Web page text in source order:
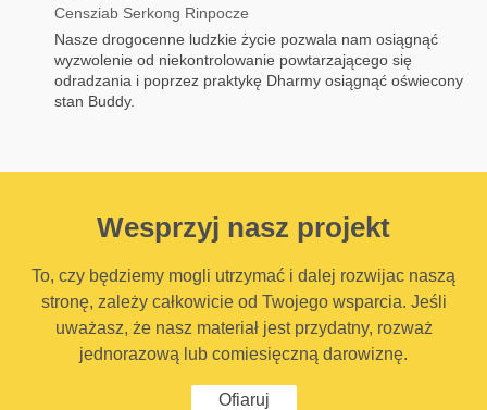
Censziab Serkong Rinpocze
Nasze drogocenne ludzkie życie pozwala nam osiągnąć
wyzwolenie od niekontrolowanie powtarzającego się
odradzania i poprzez praktykę Dharmy osiągnąć oświecony
stan Buddy.
Wesprzyj nasz projekt
To, czy będziemy mogli utrzymać i dalej rozwijac naszą
stronę, zależy całkowicie od Twojego wsparcia. Jeśli
uważasz, że nasz materiał jest przydatny, rozważ
jednorazową lub comiesięczną darowiznę.
Ofiaruj